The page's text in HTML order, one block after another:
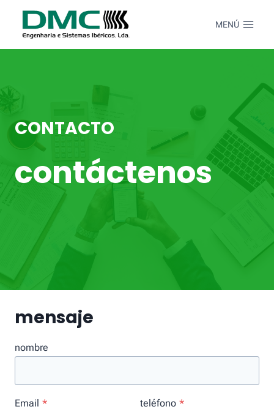
Contenido
MENÚ
CONTACTO
contáctenos
mensaje
nombre
Email * teléfono *